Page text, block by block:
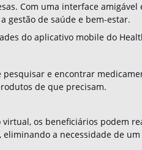
Com uma interface
gestão de saúde e bem-estar.
do aplicativo mobile do
e encontrar
de que precisam.
virtual, os beneficiários podem
a necessidade de